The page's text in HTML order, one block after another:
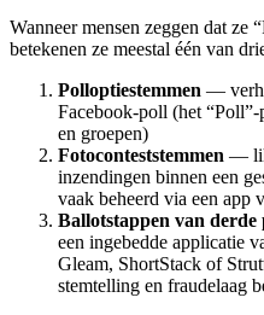
Wanneer mensen zeggen dat ze
betekenen ze meestal één van
Polloptiestemmen —
Facebook-poll (het “Poll”-
en groepen)
Fotoconteststemmen —
inzendingen binnen een
vaak beheerd via een app
Ballotstappen van derde
een ingebedde applicatie
Gleam, ShortStack of
stemtelling en fraudelaag